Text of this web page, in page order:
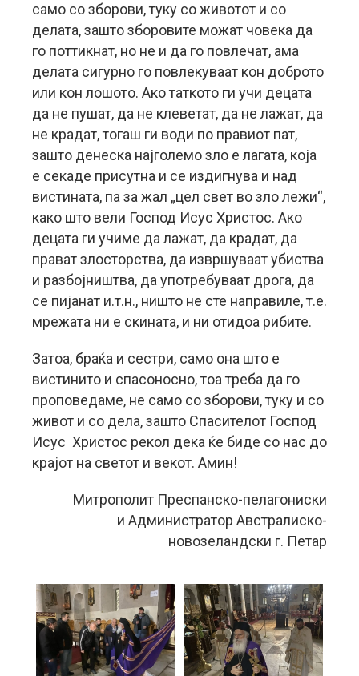
само со зборови, туку со животот и со
делата, зашто зборовите можат човека да
го поттикнат, но не и да го повлечат, ама
делата сигурно го повлекуваат кон доброто
или кон лошото. Ако таткото ги учи децата
да не пушат, да не клеветат, да не лажат, да
не крадат, тогаш ги води по правиот пат,
зашто денеска најголемо зло е лагата, која
е секаде присутна и се издигнува и над
вистината, па за жал „цел свет во зло лежи“,
како што вели Господ Исус Христос. Ако
децата ги учиме да лажат, да крадат, да
прават злосторства, да извршуваат убиства
и разбојништва, да употребуваат дрога, да
се пијанат и.т.н., ништо не сте направиле, т.е.
мрежата ни е скината, и ни отидоа рибите.
Затоа, браќа и сестри, само она што е
вистинито и спасоносно, тоа треба да го
проповедаме, не само со зборови, туку и со
живот и со дела, зашто Спасителот Господ
Исус Христос рекол дека ќе биде со нас до
крајот на светот и векот. Амин!
Митрополит Преспанско-пелагониски
и Администратор Австралиско-
новозеландски г. Петар